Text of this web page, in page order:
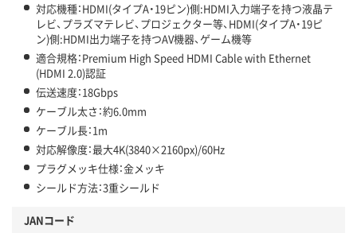
対応機種：HDMI(タイプA・19ピン)側:HDMI入力端子を持つ液晶テ
レビ、プラズマテレビ、プロジェクター等、HDMI(タイプA・19ピ
ン)側:HDMI出力端子を持つAV機器、ゲーム機等
適合規格：Premium High Speed HDMI Cable with Ethernet
(HDMI 2.0)認証
伝送速度：18Gbps
ケーブル太さ：約6.0mm
ケーブル長：1m
対応解像度：最大4K(3840×2160px)/60Hz
プラグメッキ仕様：金メッキ
シールド方法：3重シールド
JANコード